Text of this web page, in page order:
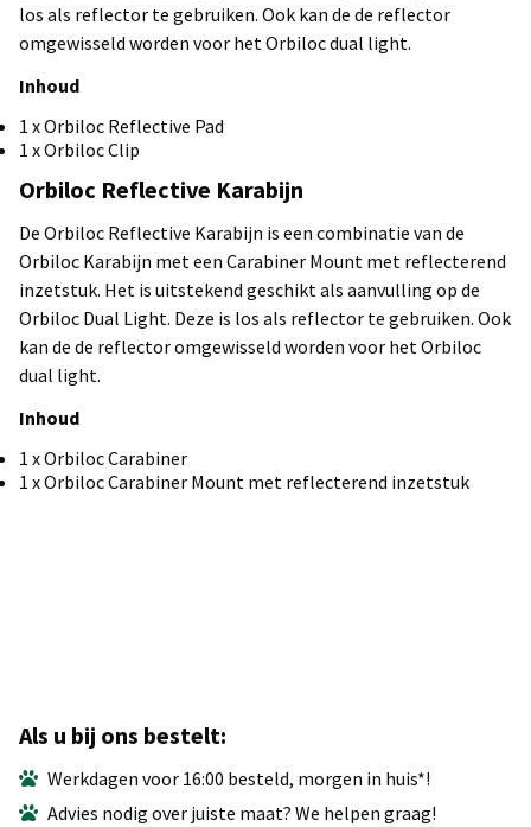
los als reflector te gebruiken. Ook kan de de reflector
omgewisseld worden voor het Orbiloc dual light.
Inhoud
1 x Orbiloc Reflective Pad
1 x Orbiloc Clip
Orbiloc Reflective Karabijn
De Orbiloc Reflective Karabijn is een combinatie van de
Orbiloc Karabijn met een Carabiner Mount met reflecterend
inzetstuk. Het is uitstekend geschikt als aanvulling op de
Orbiloc Dual Light. Deze is los als reflector te gebruiken. Ook
kan de de reflector omgewisseld worden voor het Orbiloc
dual light.
Inhoud
1 x Orbiloc Carabiner
1 x Orbiloc Carabiner Mount met reflecterend inzetstuk
Als u bij ons bestelt:
Werkdagen voor 16:00 besteld, morgen in huis*!
Advies nodig over juiste maat? We helpen graag!